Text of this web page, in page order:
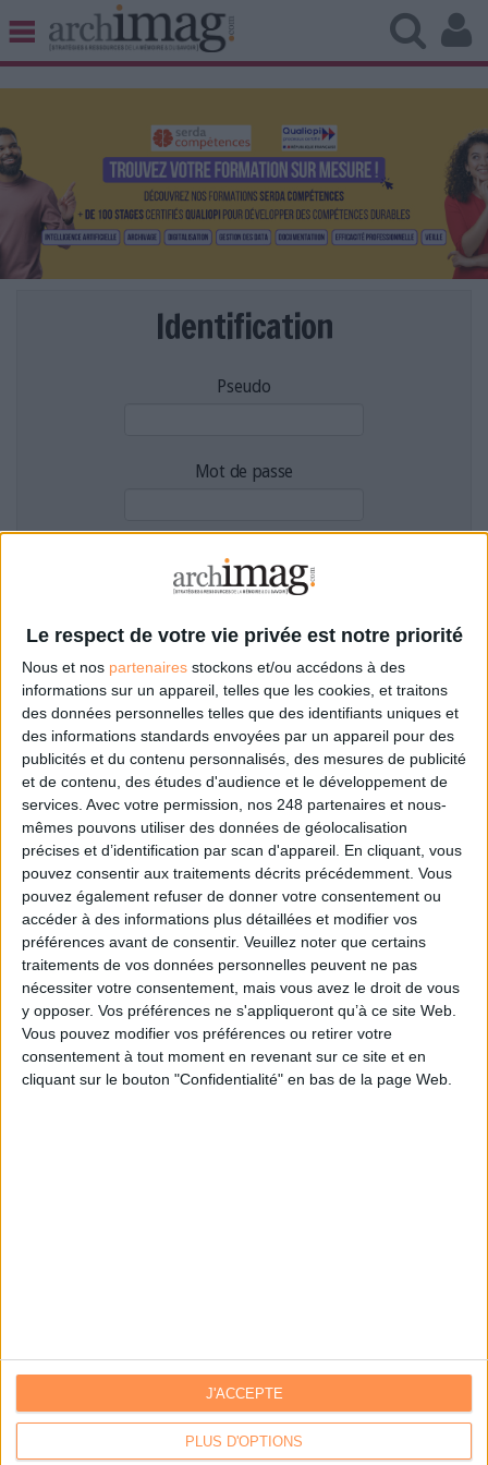
Le respect de votre vie privée est notre priorité
Nous et nos partenaires stockons et/ou accédons à des
informations sur un appareil, telles que les cookies, et traitons
des données personnelles telles que des identifiants uniques et
des informations standards envoyées par un appareil pour des
publicités et du contenu personnalisés, des mesures de publicité
et de contenu, des études d'audience et le développement de
services. Avec votre permission, nos 248 partenaires et nous-
mêmes pouvons utiliser des données de géolocalisation
précises et d’identification par scan d'appareil. En cliquant, vous
pouvez consentir aux traitements décrits précédemment. Vous
pouvez également refuser de donner votre consentement ou
accéder à des informations plus détaillées et modifier vos
préférences avant de consentir. Veuillez noter que certains
traitements de vos données personnelles peuvent ne pas
nécessiter votre consentement, mais vous avez le droit de vous
y opposer. Vos préférences ne s'appliqueront qu’à ce site Web.
Vous pouvez modifier vos préférences ou retirer votre
consentement à tout moment en revenant sur ce site et en
cliquant sur le bouton "Confidentialité" en bas de la page Web.
PLUS D'OPTIONS
J'ACCEPTE
BIBLIOTHÈQUE ÉDITION
UNIVERS DATA
TRAVAIL COLLABORATIF
VIE NUMÉRIQUE
NUMÉRIQUE RESPONSABLE
LES LIVRES BLANCS
LES SUPPLÉMENTS
NOS OFFRES D'ABONNEMENTS
Identification
Pseudo
Mot de passe
Filtre anti-spam
Mot de passe oublié ?
Pas encore de compte?
Je m'inscris pour commenter les articles
ou déposer mon CV
Je m'inscris sur Archimag.com
Communiquer avec Archimag|Communiquer avec ACE